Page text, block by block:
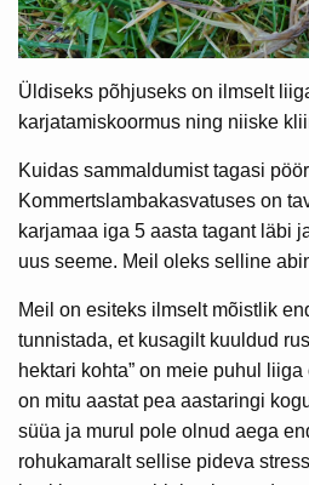
Üldiseks põhjuseks on ilmselt
karjatamiskoormus ning niiske
Kuidas sammaldumist tagasi
Kommertslambakasvatuses on
karjamaa iga 5 aasta tagant läbi
uus seeme. Meil oleks selline
Meil on esiteks ilmselt mõistlik
tunnistada, et kusagilt kuuldud
hektari kohta” on meie puhul
on mitu aastat pea aastaringi
süüa ja murul pole olnud aega
rohukamaralt sellise pideva